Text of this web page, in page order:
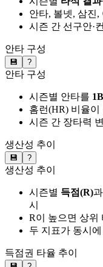
안타, 볼넷, 삼진,
시즌 간 선구안·
안타 구성
💾 ?
안타 구성
시즌별 안타를
홈런(HR) 비율이
시즌 간 장타력
생산성 추이
💾 ?
생산성 추이
시즌별 득점(R)과
시
R이 높으면 상위
두 지표가 동시
득점권 타율 추이